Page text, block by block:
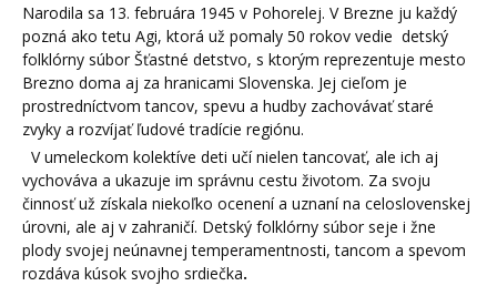
Narodila sa 13. februára 1945 v Pohorelej. V Brezne ju každý
pozná ako tetu Agi, ktorá už pomaly 50 rokov vedie detský
folklórny súbor Šťastné detstvo, s ktorým reprezentuje mesto
Brezno doma aj za hranicami Slovenska. Jej cieľom je
prostredníctvom tancov, spevu a hudby zachovávať staré
zvyky a rozvíjať ľudové tradície regiónu.
V umeleckom kolektíve deti učí nielen tancovať, ale ich aj
vychováva a ukazuje im správnu cestu životom. Za svoju
činnosť už získala niekoľko ocenení a uznaní na celoslovenskej
úrovni, ale aj v zahraničí. Detský folklórny súbor seje i žne
plody svojej neúnavnej temperamentnosti, tancom a spevom
rozdáva kúsok svojho srdiečka.